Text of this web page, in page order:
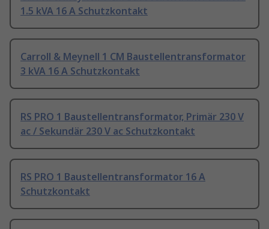
1.5 kVA 16 A Schutzkontakt
Carroll & Meynell 1 CM Baustellentransformator
3 kVA 16 A Schutzkontakt
RS PRO 1 Baustellentransformator, Primär 230 V
ac / Sekundär 230 V ac Schutzkontakt
RS PRO 1 Baustellentransformator 16 A
Schutzkontakt